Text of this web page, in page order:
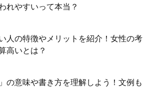
れやすいって本当？
人の特徴やメリットを紹介！女性の考
高いとは？
」の意味や書き方を理解しよう！文例も